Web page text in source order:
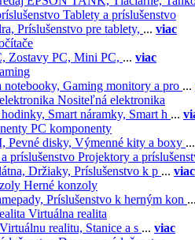
Tablety a príslušenstvo
Príslušenstvo pre tablety, ... viac
Zostavy PC, Mini PC, ... viac
notebooky, Gaming monitory a pro ...
Nositeľná elektronika
Smart náramky, Smart h ...
PC komponenty
Pevné disky, Výmenné kity a boxy ...
Projektory a
Držiaky, Príslušenstvo k p ... viac
Herné konzoly
Príslušenstvo k herným kon ...
Virtuálna realita
realitu, Stanice a s ... viac